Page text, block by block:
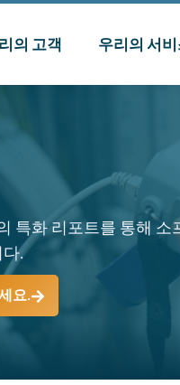
의 고객 우리의 서
특화 리포트를 통해
.
요.